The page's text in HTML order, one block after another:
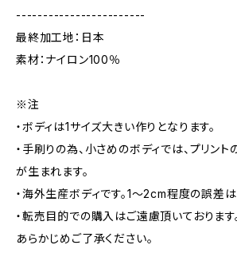
------------------------
最終加工地：日本
素材：ナイロン100％
※注
・ボディは1サイズ大きい作りとなります。
・手刷りの為、小さめのボディでは、プリン
が生まれます。
・海外生産ボディです。1～2cm程度の誤差は
・転売目的での購入はご遠慮頂いております
あらかじめご了承ください。